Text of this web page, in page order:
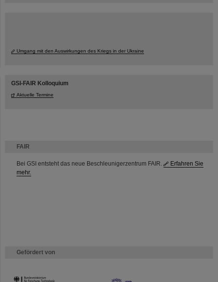
FAIR
Bei GSI entsteht das neue Beschleunigerzentrum FAIR.
Erfahren Sie
mehr.
Gefördert von
HMWK
Umgang mit den Auswirkungen des Kriegs in der Ukraine
GSI-FAIR Kolloquium
Aktuelle Termine